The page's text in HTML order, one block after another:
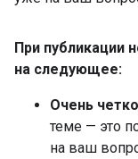
При публикации
на следующее:
Очень
теме — это
на ваш